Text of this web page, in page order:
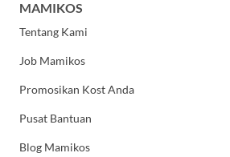
MAMIKOS
Tentang Kami
Job Mamikos
Promosikan Kost Anda
Pusat Bantuan
Blog Mamikos